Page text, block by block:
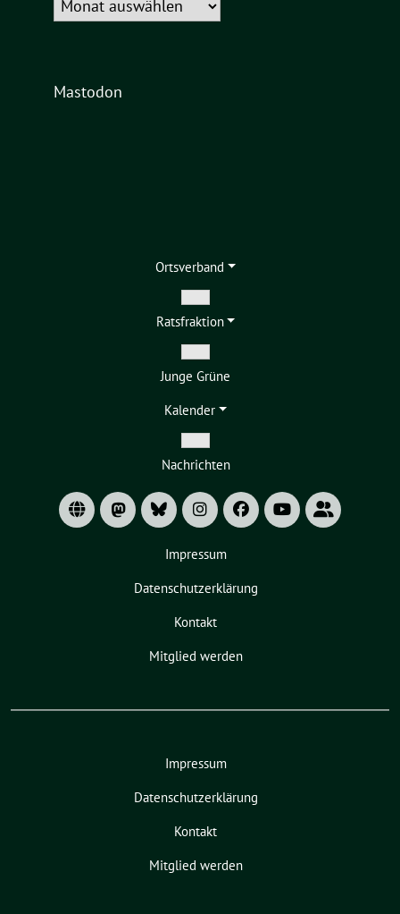
Mastodon
Ortsverband
Zeige
Untermenü
Ratsfraktion
Zeige
Untermenü
Junge Grüne
Kalender
Zeige
Untermenü
Nachrichten
Impressum
Datenschutzerklärung
Kontakt
Mitglied werden
Impressum
Datenschutzerklärung
Kontakt
Mitglied werden